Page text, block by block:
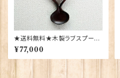
★送料無料★木製ラブスプーン
【Lace-8】Sion Llewellyn 40
140
¥77,000